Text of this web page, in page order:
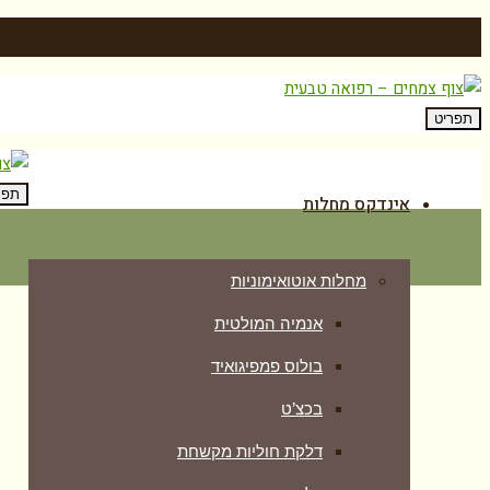
תפריט
אינדקס מחלות
מחלות אוטואימוניות
אנמיה המולטית
בולוס פמפיגואיד
בכצ’ט
דלקת חוליות מקשחת